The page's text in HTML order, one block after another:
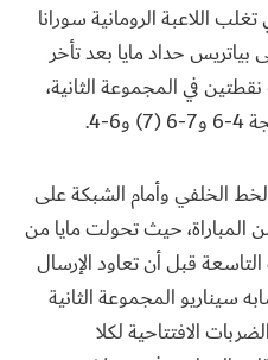
اللاعبة الرومانية سورانا
70 عالمياً، على بياتريس حداد مايا بعد تأخر
في المجموعة الثانية،
4.
الخلفي وأمام الشبكة على
من المباراة، حيث تحولت مايا من
قبل أن تعاود الإرسال
سيناريو المجموعة الثانية
الافتتاحية لكلا